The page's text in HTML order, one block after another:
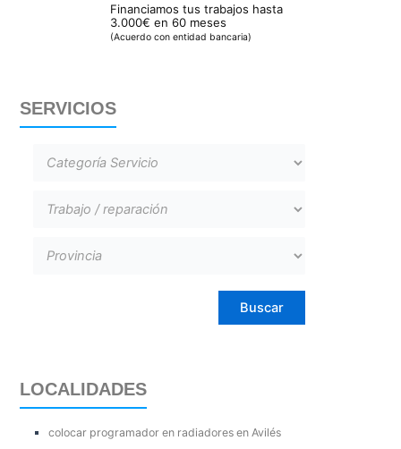
Financiamos tus trabajos hasta
3.000€ en 60 meses
(Acuerdo con entidad bancaria)
SERVICIOS
LOCALIDADES
colocar programador en radiadores en Avilés